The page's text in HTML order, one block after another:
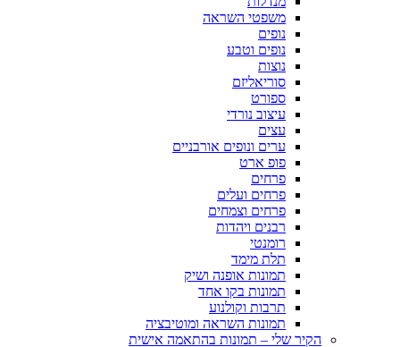
משפטי השראה
נופים
נופים וטבע
נוצות
סוריאליזם
ספורט
עיצוב נורדי
עצים
ערים ונופים אורבניים
פופ ארט
פרחים
פרחים ועלים
פרחים וצמחים
רבנים ויהדות
רומנטי
תלת מימד
תמונות אופנה ושיק
תמונות בקו אחד
תרבות וקולנוע
תמונות השראה ומוטיבציה
הקיר שלי – תמונות בהתאמה אישית